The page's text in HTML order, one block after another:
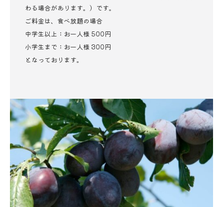
わる場合があります。）です。
ご料金は、食べ放題の場合
中学生以上：お一人様 500円
小学生まで：お一人様 300円
となっております。